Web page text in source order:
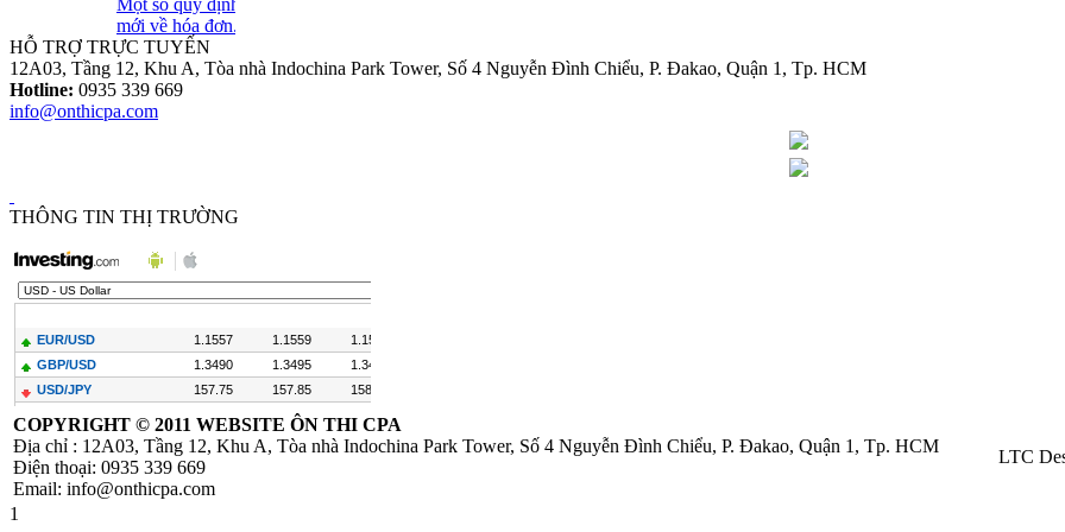
Loại Trừ Giao
Dịch Nội Bộ Giữa
Công Ty Mẹ Và
10/2014/TT-
NHNN sửa đổi
Quyết định
Công Văn
586/TCT-CS
Hướng dẫn các nội
HỖ TRỢ TRỰC TUYẾN
12A03, Tầng 12, Khu A, Tòa nhà Indochina Park Tower, Số 4 Nguyễn Đình Chiểu, P. Đakao, Quận 1, Tp. HCM
Hotline: 0935 339 669
info@onthicpa.com
THÔNG TIN THỊ TRƯỜNG
COPYRIGHT © 2011 WEBSITE ÔN THI CPA
Địa chỉ : 12A03, Tầng 12, Khu A, Tòa nhà Indochina Park Tower, Số 4 Nguyễn Đình Chiểu, P. Đakao, Quận 1, Tp. HCM
Điện thoại: 0935 339 669
Email: info@onthicpa.com
LTC
1